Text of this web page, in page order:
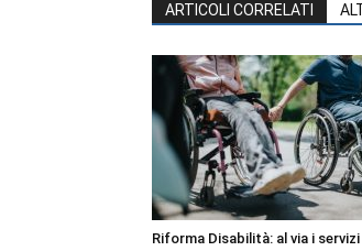
ARTICOLI CORRELATI
Riforma Disabilità: al via i servizi